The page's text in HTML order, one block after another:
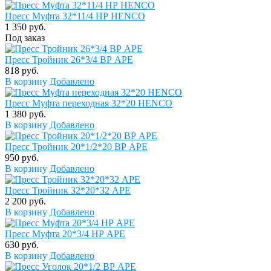
Пресс Муфта 32*11/4 НР HENCO
1 350 руб.
Под заказ
Пресс Тройник 26*3/4 ВР APE
818 руб.
В корзину Добавлено
Пресс Муфта переходная 32*20 HENCO
1 380 руб.
В корзину Добавлено
Пресс Тройник 20*1/2*20 ВР APE
950 руб.
В корзину Добавлено
Пресс Тройник 32*20*32 APE
2 200 руб.
В корзину Добавлено
Пресс Муфта 20*3/4 НР APE
630 руб.
В корзину Добавлено